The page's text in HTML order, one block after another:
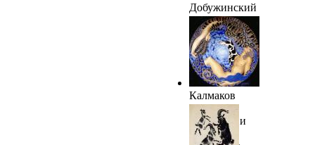
Добужинский
М.В.
«Свинопас».
1917. ГРМ
Калмаков
Н.К.
Артемида и
спящий